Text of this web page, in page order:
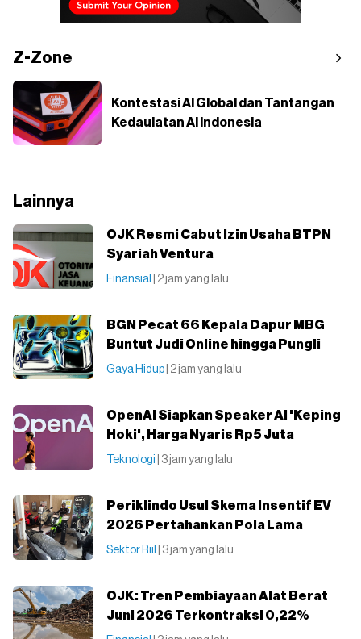
Z-Zone
Kontestasi AI Global dan Tantangan
Kedaulatan AI Indonesia
Lainnya
OJK Resmi Cabut Izin Usaha BTPN
Syariah Ventura
Finansial | 2 jam yang lalu
BGN Pecat 66 Kepala Dapur MBG
Buntut Judi Online hingga Pungli
Gaya Hidup | 2 jam yang lalu
OpenAI Siapkan Speaker AI 'Keping
Hoki', Harga Nyaris Rp5 Juta
Teknologi | 3 jam yang lalu
Periklindo Usul Skema Insentif EV
2026 Pertahankan Pola Lama
Sektor Riil | 3 jam yang lalu
OJK: Tren Pembiayaan Alat Berat
Juni 2026 Terkontraksi 0,22%